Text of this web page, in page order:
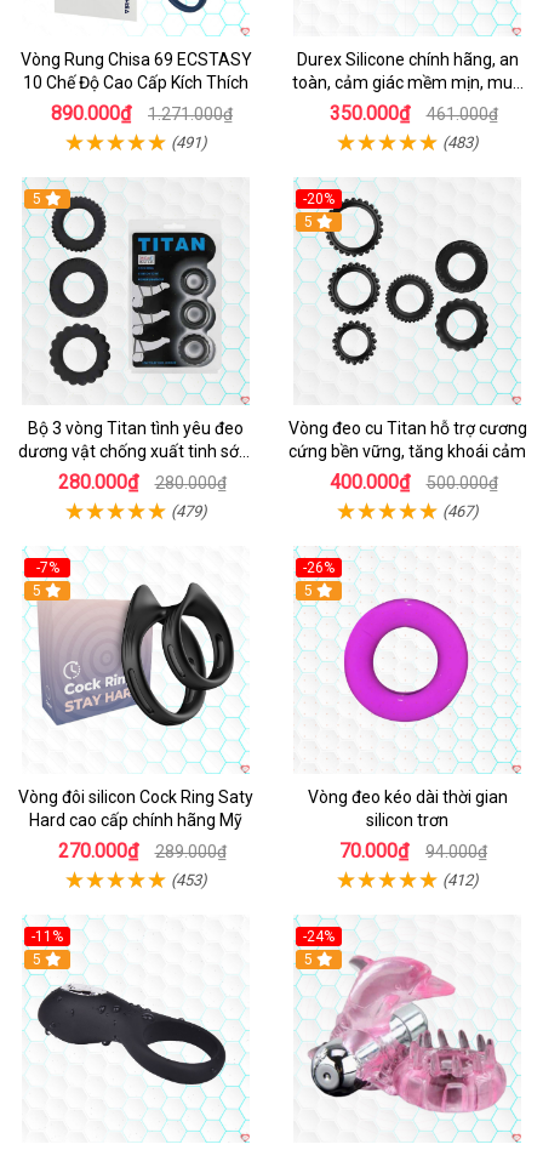
Vòng Rung Chisa 69 ECSTASY
10 Chế Độ Cao Cấp Kích Thích
890.000₫ 1.271.000₫
(491)
Durex Silicone chính hãng, an
toàn, cảm giác mềm mịn, mua
ngay
350.000₫ 461.000₫
(483)
5
Bộ 3 vòng Titan tình yêu đeo
dương vật chống xuất tinh sớm
chất liệu silicon y tế
280.000₫ 280.000₫
(479)
-20%
Hot
5
Vòng đeo cu Titan hỗ trợ cương
cứng bền vững, tăng khoái cảm
400.000₫ 500.000₫
(467)
-7%
5
Vòng đôi silicon Cock Ring Saty
Hard cao cấp chính hãng Mỹ
270.000₫ 289.000₫
(453)
-26%
5
Vòng đeo kéo dài thời gian
silicon trơn
70.000₫ 94.000₫
(412)
-11%
5
-24%
5